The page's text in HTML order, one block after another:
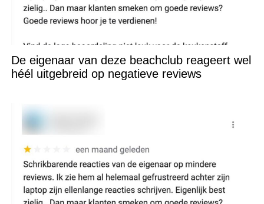
De eigenaar van deze beachclub reageert wel
héél uitgebreid op negatieve reviews